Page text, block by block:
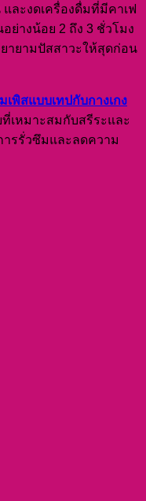
ละงดเครื่องดื่มที่มีคาเฟ
ย่างน้อย 2 ถึง 3 ชั่วโมง
ายามปัสสาวะให้สุดก่อน
เพิสแบบเทปกับกางเกง
เหมาะสมกับสรีระและ
รรั่วซึมและลดความ